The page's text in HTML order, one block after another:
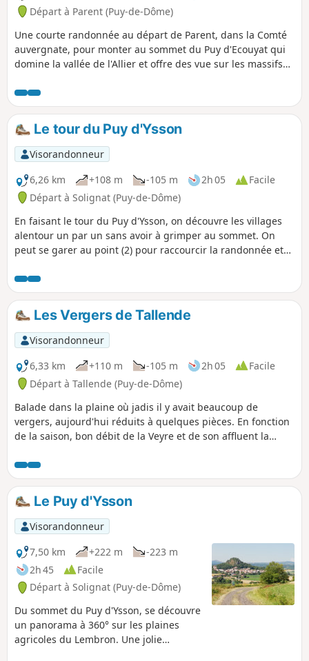
Départ à Parent (Puy-de-Dôme)
Une courte randonnée au départ de Parent, dans la Comté
auvergnate, pour monter au sommet du Puy d'Ecouyat qui
domine la vallée de l'Allier et offre des vue sur les massifs
(vois les Informations pratiques).
Le tour du Puy d'Ysson
Visorandonneur
6,26 km
+108 m -105 m 2h 05
Facile
Départ à Solignat (Puy-de-Dôme)
En faisant le tour du Puy d'Ysson, on découvre les villages
alentour un par un sans avoir à grimper au sommet. On
peut se garer au point (2) pour raccourcir la randonnée et
nique.
Les Vergers de Tallende
Visorandonneur
6,33 km
+110 m -105 m 2h 05
Facile
Départ à Tallende (Puy-de-Dôme)
Balade dans la plaine où jadis il y avait beaucoup de
vergers, aujourd'hui réduits à quelques pièces. En fonction
de la saison, bon débit de la Veyre et de son affluent la
Le Puy d'Ysson
Visorandonneur
7,50 km
+222 m
-223 m
2h 45
Facile
Départ à Solignat (Puy-de-Dôme)
Du sommet du Puy d'Ysson, se découvre
un panorama à 360° sur les plaines
agricoles du Lembron. Une jolie